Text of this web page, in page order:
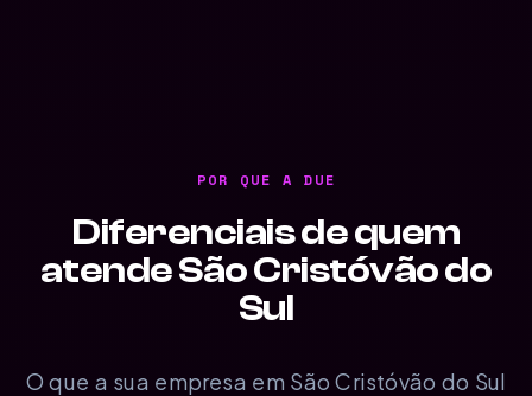
POR QUE A DUE
Diferenciais de quem
atende São Cristóvão do
Sul
O que a sua empresa em São Cristóvão do Sul